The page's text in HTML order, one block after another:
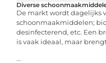
Diverse
De markt wordt dagelijks
schoonmaakmiddelen;
desinfecterend, etc. Een
is vaak ideaal, maar
...